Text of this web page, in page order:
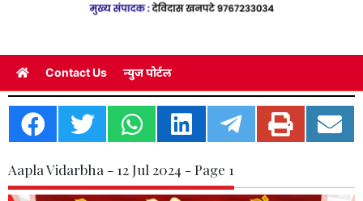
Contact Us न्युज पोर्टल
Aapla Vidarbha - 12 Jul 2024 - Page 1